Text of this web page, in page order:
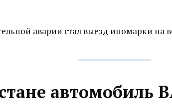
аварии стал выезд иномарки на
автомобиль